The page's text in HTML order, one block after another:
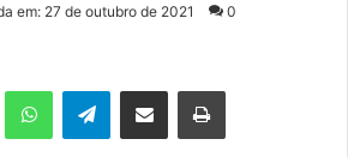
em: 27 de outubro de 2021 0
Telegram